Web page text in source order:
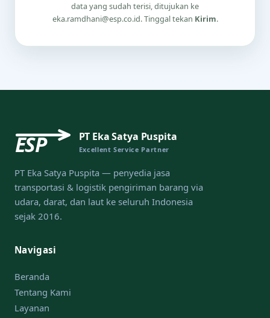
data yang sudah terisi, ditujukan ke
eka.ramdhani@esp.co.id. Tinggal tekan Kirim.
ESP PT Eka Satya Puspita
Excellent Service Partner
PT Eka Satya Puspita — penyedia jasa
transportasi & logistik pengiriman barang via
udara, darat, dan laut ke seluruh Indonesia
sejak 2016.
Navigasi
Beranda
Tentang Kami
Layanan